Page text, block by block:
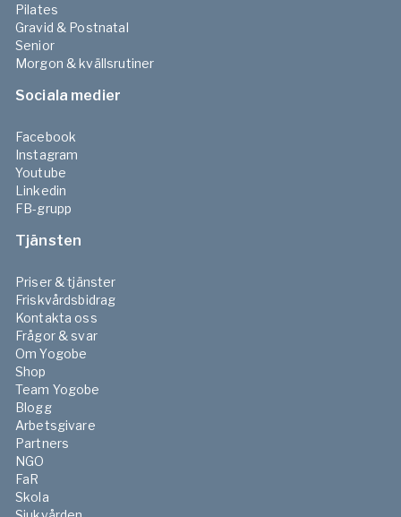
Pilates
Gravid & Postnatal
Senior
Morgon & kvällsrutiner
Sociala medier
Facebook
Instagram
Youtube
Linkedin
FB-grupp
Tjänsten
Priser & tjänster
Friskvårdsbidrag
Kontakta oss
Frågor & svar
Om Yogobe
Shop
Team Yogobe
Blogg
Arbetsgivare
Partners
NGO
FaR
Skola